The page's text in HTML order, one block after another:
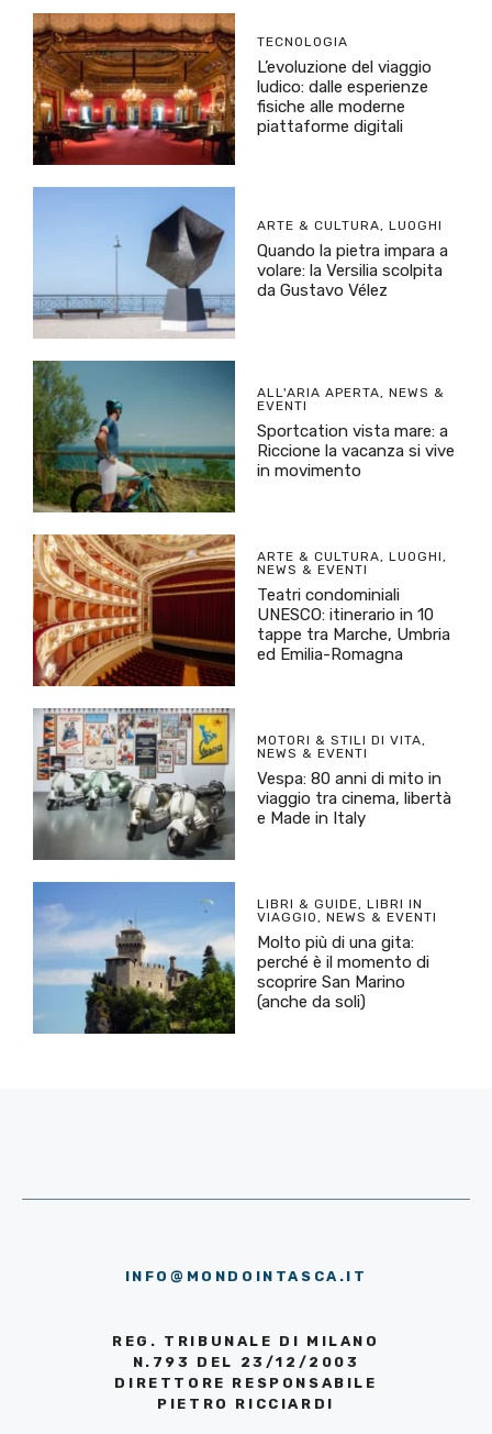
TECNOLOGIA
L’evoluzione del viaggio
ludico: dalle esperienze
fisiche alle moderne
piattaforme digitali
ARTE & CULTURA, LUOGHI
Quando la pietra impara a
volare: la Versilia scolpita
da Gustavo Vélez
ALL'ARIA APERTA, NEWS &
EVENTI
Sportcation vista mare: a
Riccione la vacanza si vive
in movimento
ARTE & CULTURA, LUOGHI,
NEWS & EVENTI
Teatri condominiali
UNESCO: itinerario in 10
tappe tra Marche, Umbria
ed Emilia-Romagna
MOTORI & STILI DI VITA,
NEWS & EVENTI
Vespa: 80 anni di mito in
viaggio tra cinema, libertà
e Made in Italy
LIBRI & GUIDE, LIBRI IN
VIAGGIO, NEWS & EVENTI
Molto più di una gita:
perché è il momento di
scoprire San Marino
(anche da soli)
INFO@MONDOINTASCA.IT
REG. TRIBUNALE DI MILANO
N.793 DEL 23/12/2003
DIRETTORE RESPONSABILE
PIETRO RICCIARDI